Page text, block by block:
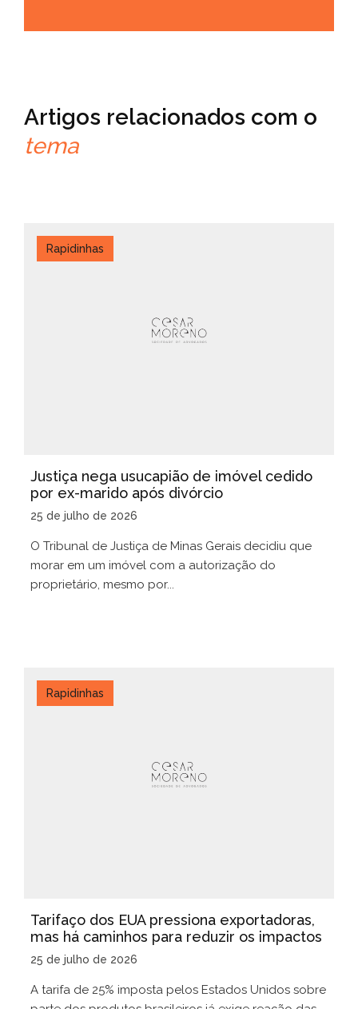
Artigos relacionados com o
tema
Rapidinhas
Justiça nega usucapião de imóvel cedido
por ex-marido após divórcio
25 de julho de 2026
O Tribunal de Justiça de Minas Gerais decidiu que
morar em um imóvel com a autorização do
proprietário, mesmo por...
Rapidinhas
Tarifaço dos EUA pressiona exportadoras,
mas há caminhos para reduzir os impactos
25 de julho de 2026
A tarifa de 25% imposta pelos Estados Unidos sobre